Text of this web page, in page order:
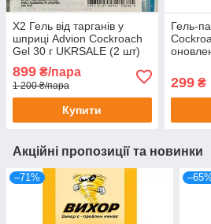
Х2 Гель від тарганів у
шприці Advion Cockroach
Gel 30 г UKRSALE (2 шт)
899 ₴/пара
1 200 ₴/пара
Купити
Гель-
Advio
299₴
Акційні пропозиції та новинки
–71%